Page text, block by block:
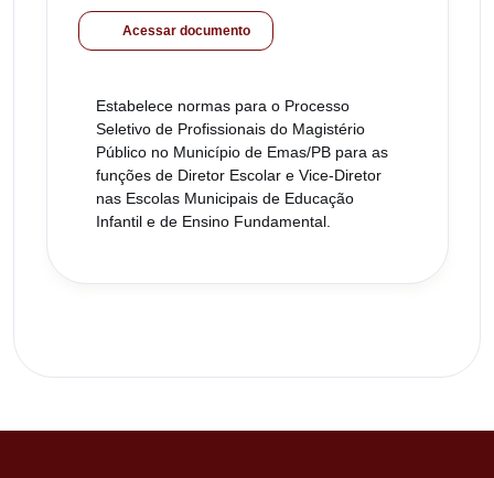
Acessar documento
Estabelece normas para o Processo
Seletivo de Profissionais do Magistério
Público no Município de Emas/PB para as
funções de Diretor Escolar e Vice-Diretor
nas Escolas Municipais de Educação
Infantil e de Ensino Fundamental.